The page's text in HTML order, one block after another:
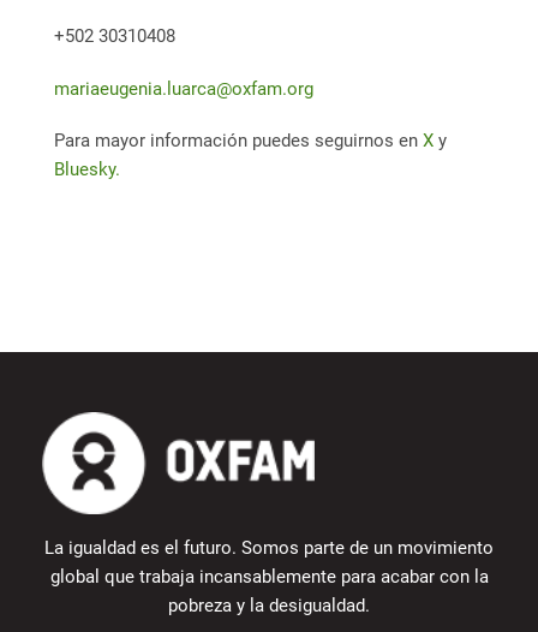
+502 30310408
mariaeugenia.luarca@oxfam.org
Para mayor información puedes seguirnos en X y
Bluesky.
La igualdad es el futuro. Somos parte de un movimiento
global que trabaja incansablemente para acabar con la
pobreza y la desigualdad.